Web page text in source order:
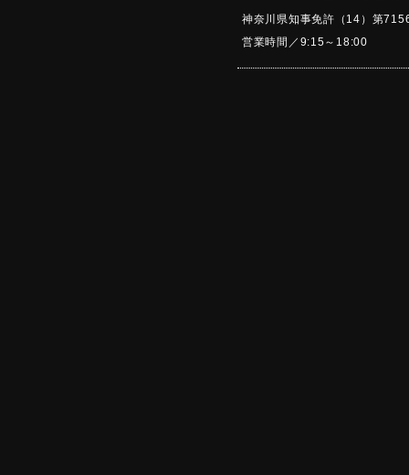
神奈川県知事免許（14）第
営業時間／9:15～18:00 定